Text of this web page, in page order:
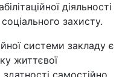
діяльності
захисту.
системи закладу є
життєвої
самостійно